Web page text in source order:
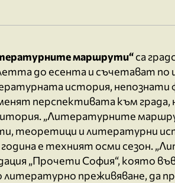
маршрути“са
до есента и съчетават по
история, непознати
перспективата към града,
„Литературните
теоретици и литературни
година е техният осми сезон.
„Прочети София“, която
литературно преживяване, да